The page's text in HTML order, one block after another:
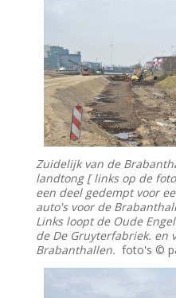
Zuidelijk van de
landtong [ links op de
een deel gedempt voor
auto's voor de
Links loopt de Oude
de De Gruyterfabriek. en
Brabanthallen.foto's ©